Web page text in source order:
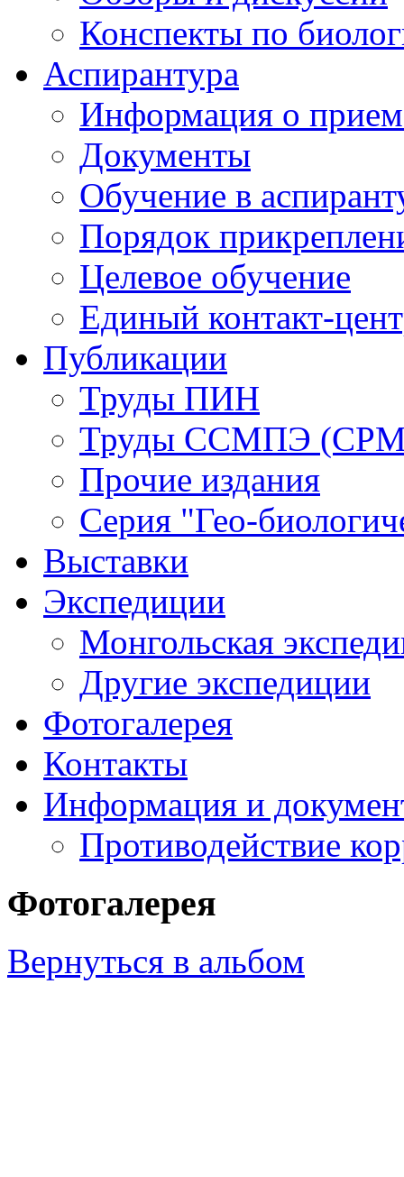
Конспекты по
Аспирантура
Информация о
Документы
Обучение в
Порядок
Целевое обучение
Единый контакт-
Публикации
Труды ПИН
Труды ССМПЭ
Прочие издания
Серия "Гео-
Выставки
Экспедиции
Монгольская
Другие экспедиции
Фотогалерея
Контакты
Информация и
Противодействие
Фотогалерея
Вернуться в альбом